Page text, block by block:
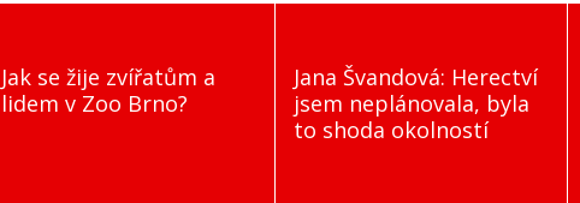
Jak se žije zvířatům a
lidem v Zoo Brno?
Jana Švandová: Herectví
jsem neplánovala, byla
to shoda okolností